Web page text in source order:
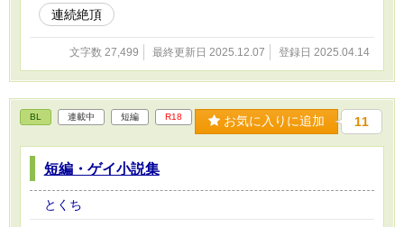
連続絶頂
文字数 27,499 最終更新日 2025.12.07 登録日 2025.04.14
BL 連載中 短編 R18 お気に入りに追加 11
短編・ゲイ小説集
とくち